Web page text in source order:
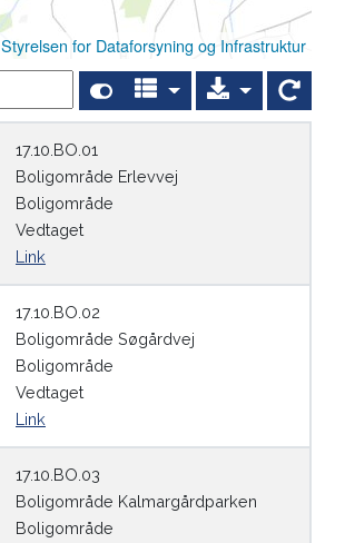
Styrelsen for Dataforsyning og Infrastruktur
17.10.BO.01
Boligområde Erlevvej
Boligområde
Vedtaget
Link
17.10.BO.02
Boligområde Søgårdvej
Boligområde
Vedtaget
Link
17.10.BO.03
Boligområde Kalmargårdparken
Boligområde